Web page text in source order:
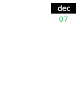
dec
07